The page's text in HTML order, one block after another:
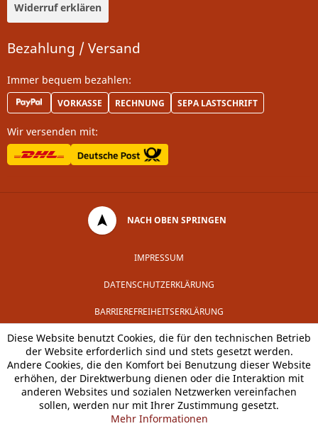
Widerruf erklären
Bezahlung / Versand
Immer bequem bezahlen:
VORKASSE RECHNUNG SEPA LASTSCHRIFT
Wir versenden mit:
NACH OBEN SPRINGEN
IMPRESSUM
DATENSCHUTZERKLÄRUNG
BARRIEREFREIHEITSERKLÄRUNG
Diese Website benutzt Cookies, die für den technischen Betrieb
der Website erforderlich sind und stets gesetzt werden.
Andere Cookies, die den Komfort bei Benutzung dieser Website
erhöhen, der Direktwerbung dienen oder die Interaktion mit
anderen Websites und sozialen Netzwerken vereinfachen
sollen, werden nur mit Ihrer Zustimmung gesetzt.
Mehr Informationen